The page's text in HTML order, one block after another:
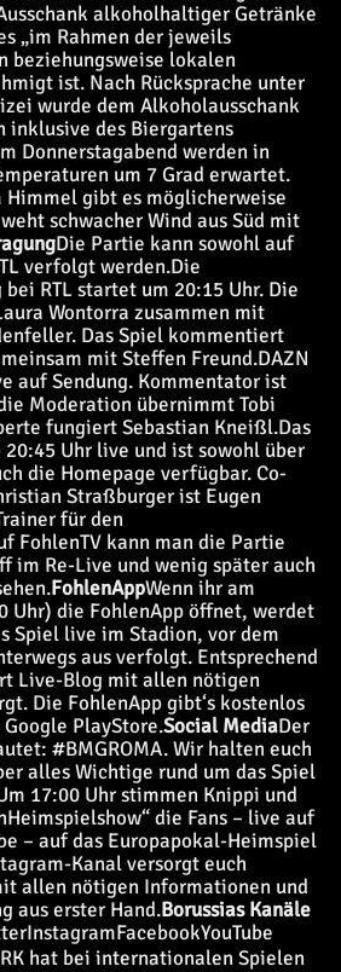
alkoholhaltiger Getränke
„im Rahmen der jeweils
beziehungsweise lokalen
ist. Nach Rücksprache unter
wurde dem Alkoholausschank
inklusive des Biergartens
Donnerstagabend werden in
um 7 Grad erwartet.
gibt es möglicherweise
schwacher Wind aus Süd mit
Die Partie kann sowohl auf
verfolgt werden.Die
RTL startet um 20:15 Uhr. Die
Wontorra zusammen mit
Das Spiel kommentiert
mit Steffen Freund.DAZN
auf Sendung. Kommentator ist
Moderation übernimmt Tobi
fungiert Sebastian Kneißl.Das
Uhr live und ist sowohl über
die Homepage verfügbar. Co-
Straßburger ist Eugen
für den
FohlenTV kann man die Partie
im Re-Live und wenig später auch
FohlenAppWenn ihr am
Uhr) die FohlenApp öffnet, werdet
Spiel live im Stadion, vor dem
aus verfolgt. Entsprechend
Live-Blog mit allen nötigen
Die FohlenApp gibt‘s kostenlos
PlayStore.Social MediaDer
#BMGROMA. Wir halten euch
alles Wichtige rund um das Spiel
17:00 Uhr stimmen Knippi und
die Fans – live auf
– auf das Europapokal-Heimspiel
Kanal versorgt euch
allen nötigen Informationen und
aus erster Hand.Borussias Kanäle
InstagramFacebookYouTube
hat bei internationalen Spielen